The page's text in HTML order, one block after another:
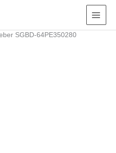
SGBD-64PE350280